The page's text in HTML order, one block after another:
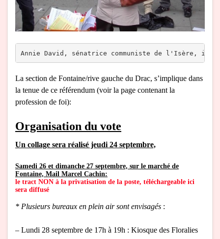
Annie David, sénatrice communiste de l'Isère,
La section de Fontaine/rive gauche du Drac, s’implique dans
la tenue de ce référendum (voir la page contenant la
profession de foi):
Organisation du vote
Un collage sera réalisé jeudi 24 septembre,
Samedi 26 et dimanche 27 septembre, sur le marché de
Fontaine, Mail Marcel Cachin:
le tract NON à la privatisation de la poste, téléchargeable ici
sera diffusé
* Plusieurs bureaux en plein air sont envisagés :
– Lundi 28 septembre de 17h à 19h : Kiosque des Floralies